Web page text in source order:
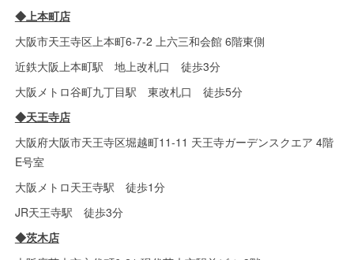
◆上本町店
大阪市天王寺区上本町6-7-2 上六三和会館 6階東側
近鉄大阪上本町駅 地上改札口 徒歩3分
大阪メトロ谷町九丁目駅 東改札口 徒歩5分
◆天王寺店
大阪府大阪市天王寺区堀越町11-11 天王寺ガーデンスクエア 4階
E号室
大阪メトロ天王寺駅 徒歩1分
JR天王寺駅 徒歩3分
◆茨木店